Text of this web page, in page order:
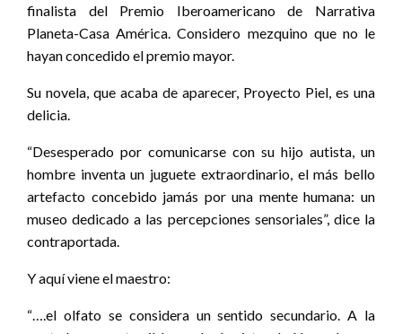
finalista del Premio Iberoamericano de Narrativa
Planeta-Casa América. Considero mezquino que no le
hayan concedido el premio mayor.
Su novela, que acaba de aparecer, Proyecto Piel, es una
delicia.
“Desesperado por comunicarse con su hijo autista, un
hombre inventa un juguete extraordinario, el más bello
artefacto concebido jamás por una mente humana: un
museo dedicado a las percepciones sensoriales”, dice la
contraportada.
Y aquí viene el maestro:
“….el olfato se considera un sentido secundario. A la